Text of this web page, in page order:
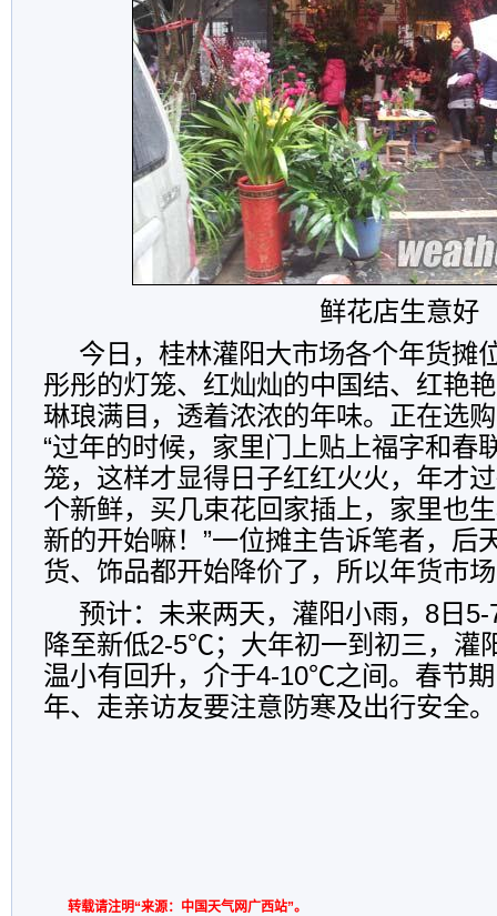
鲜花店生意好
今日，桂林灌阳大市场各个年货摊
彤彤的灯笼、红灿灿的中国结、红艳
琳琅满目，透着浓浓的年味。正在选
“过年的时候，家里门上贴上福字和春
笼，这样才显得日子红红火火，年才
个新鲜，买几束花回家插上，家里也
新的开始嘛！”一位摊主告诉笔者，后
货、饰品都开始降价了，所以年货市
预计：未来两天，灌阳小雨，8日
降至新低2-5℃；大年初一到初三，灌
温小有回升，介于4-10℃之间。春节
年、走亲访友要注意防寒及出行安全
转载请注明“来源：中国天气网广西站”。